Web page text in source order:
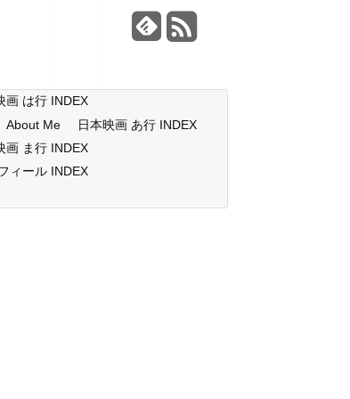
画 は行 INDEX
About Me
日本映画 あ行 INDEX
画 ま行 INDEX
ィール INDEX